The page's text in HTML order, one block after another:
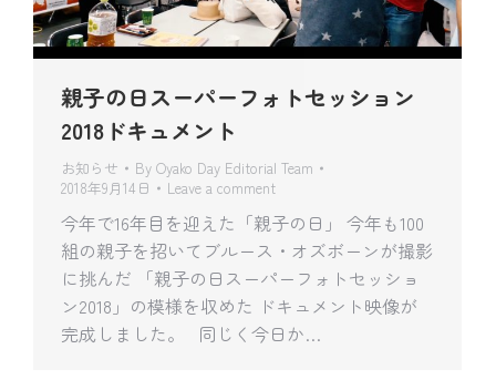
親子の日スーパーフォトセッション
2018ドキュメント
お知らせ By Oyako Day Editorial Team
2018年9月14日
Leave a comment
今年で16年目を迎えた「親子の日」 今年も100
組の親子を招いてブルース・オズボーンが撮影
に挑んだ 「親子の日スーパーフォトセッショ
ン2018」の模様を収めた ドキュメント映像が
完成しました。 同じく今日か…